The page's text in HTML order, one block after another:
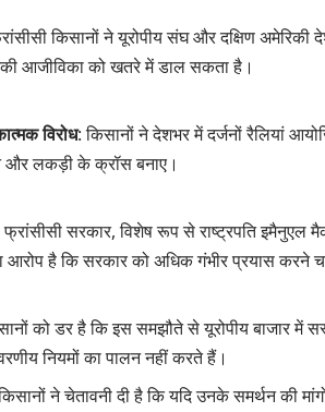
किसानों ने यूरोपीय संघ और दक्षिण अमेरिकी
आजीविका को खतरे में डाल सकता है।
विरोध: किसानों ने देशभर में दर्जनों रैलियां
लकड़ी के क्रॉस बनाए।
फ्रांसीसी सरकार, विशेष रूप से राष्ट्रपति इमैनुएल
है कि सरकार को अधिक गंभीर प्रयास करने
को डर है कि इस समझौते से यूरोपीय बाजार में
नियमों का पालन नहीं करते हैं।
ने चेतावनी दी है कि यदि उनके समर्थन की